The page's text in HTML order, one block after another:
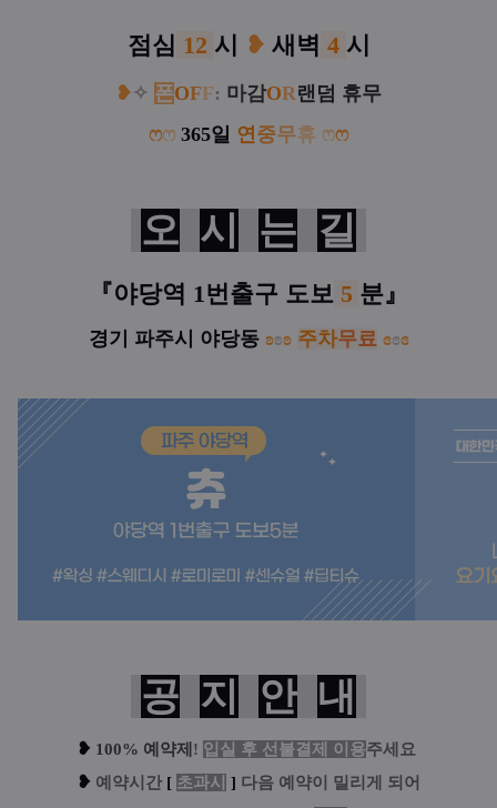
점심 12 시 ❥ 새벽 4 시
❥ ✧ 폰OFF: 마감OR랜덤 휴무
ෆෆ 365일 연중무휴 ෆෆ
오 시 는 길
『야당역 1번출구 도보 5 분』
경기 파주시 야당동 ʚʚʚ 주차무료 ɞɞɞ
공 지 안 내
❥ 100% 예약제 ! 입실 후 선불결제 이용주세요
❥ 예 약시간 [ 초과시 ] 다음 예약이 밀리게 되어